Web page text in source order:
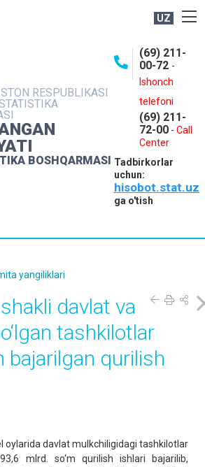
UZ
RESPUBLIKASI
BOSHQARMASI
(69) 211-
00-72 -
Ishonch
telefoni
(69) 211-
72-00 - Call
Center
Tadbirkorlar
uchun:
hisobot.stat.uz
ga o'tish
NASHRLAR
XIZMATLAR
MATBUOT XIZMATI
MUROJAATLAR
yangiliklari
davlat va
tashkilotlar
bajarilgan qurilish
oylarida davlat mulkchiligidagi tashkilotlar
mlrd. so‘m qurilish ishlari bajarilib,